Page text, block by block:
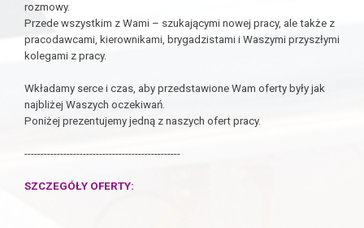
rozmowy.
Przede wszystkim z Wami – szukającymi nowej pracy, ale także z
pracodawcami, kierownikami, brygadzistami i Waszymi przyszłymi
kolegami z pracy.
Wkładamy serce i czas, aby przedstawione Wam oferty były jak
najbliżej Waszych oczekiwań.
Poniżej prezentujemy jedną z naszych ofert pracy.
------------------------------------------------
SZCZEGÓŁY OFERTY: